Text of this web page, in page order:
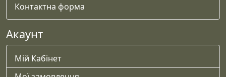
Контактна форма
Акаунт
Мій Кабінет